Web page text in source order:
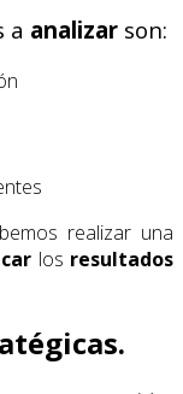
a analizar son:
realizar una
los resultados